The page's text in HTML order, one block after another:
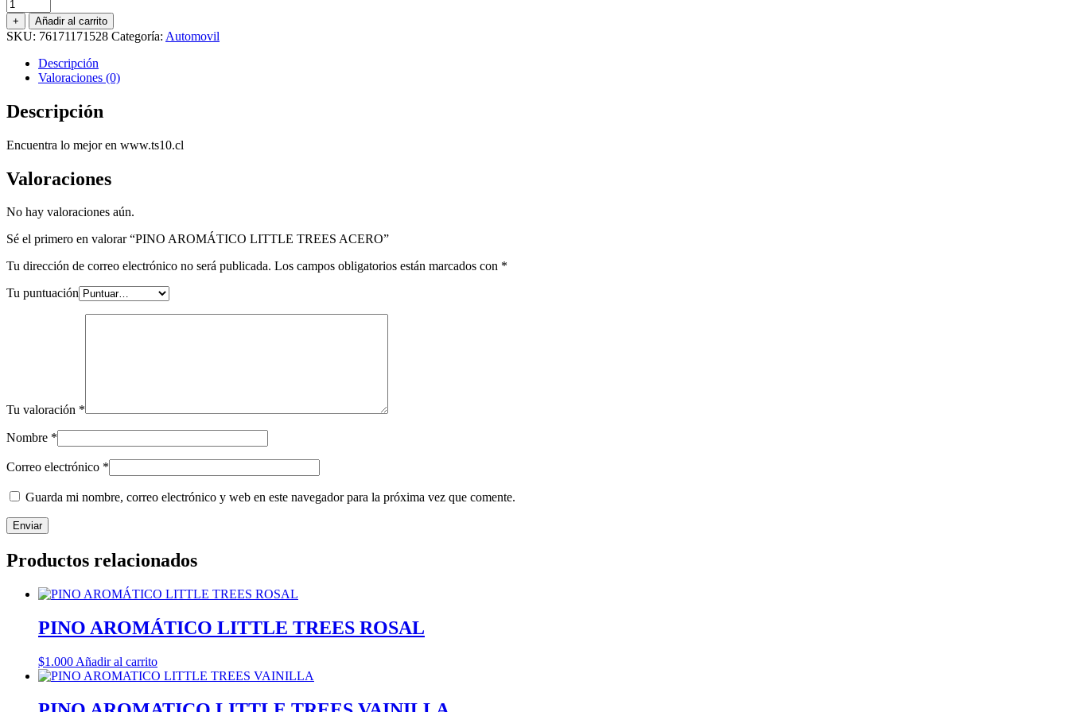
AROMÁTICO
LITTLE
TREES
ACERO
cantidad
+ Añadir al carrito
SKU: 76171171528 Categoría: Automovil
Descripción
Valoraciones (0)
Descripción
Encuentra lo mejor en www.ts10.cl
Valoraciones
No hay valoraciones aún.
Sé el primero en valorar “PINO AROMÁTICO LITTLE TREES ACERO”
Tu dirección de correo electrónico no será publicada. Los campos obligatorios están marcados con *
Tu puntuación
Tu valoración *
Nombre *
Correo electrónico *
Guarda mi nombre, correo electrónico y web en este navegador para la próxima vez que comente.
Productos relacionados
PINO AROMÁTICO LITTLE TREES ROSAL
$1.000 Añadir al carrito